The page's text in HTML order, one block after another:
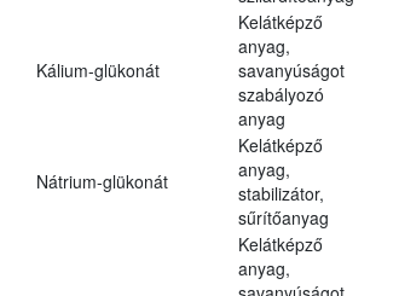
Kálium-glükonát
Kelátképző
anyag,
savanyúságot
szabályozó
anyag
Nátrium-glükonát
Kelátképző
anyag,
stabilizátor,
sűrítőanyag
Kelátképző
anyag,